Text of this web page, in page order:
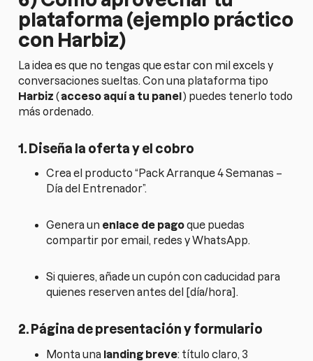
plataforma (ejemplo práctico
con Harbiz)
La idea es que no tengas que estar con mil excels y
conversaciones sueltas. Con una plataforma tipo
Harbiz (acceso aquí a tu panel) puedes tenerlo todo
más ordenado.
1. Diseña la oferta y el cobro
Crea el producto “Pack Arranque 4 Semanas –
Día del Entrenador”.
Genera un enlace de pagoque puedas
compartir por email, redes y WhatsApp.
Si quieres, añade un cupón con caducidad para
quienes reserven antes del [día/hora].
2. Página de presentación y formulario
Monta una landing breve: título claro, 3